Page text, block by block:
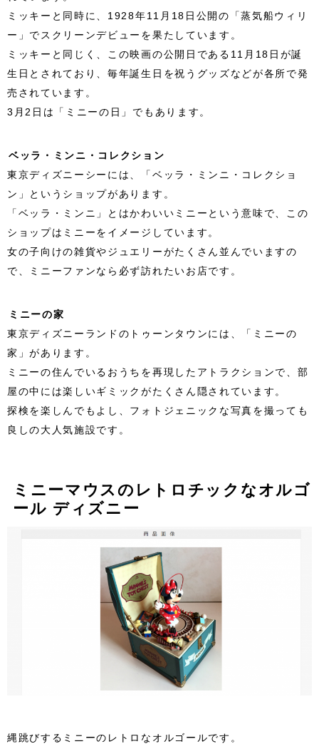
ミッキーと同時に、1928年11月18日公開の「蒸気船ウィリ
ー」でスクリーンデビューを果たしています。
ミッキーと同じく、この映画の公開日である11月18日が誕
生日とされており、毎年誕生日を祝うグッズなどが各所で発
売されています。
3月2日は「ミニーの日」でもあります。
ベッラ・ミンニ・コレクション
東京ディズニーシーには、「ベッラ・ミンニ・コレクショ
ン」というショップがあります。
「ベッラ・ミンニ」とはかわいいミニーという意味で、この
ショップはミニーをイメージしています。
女の子向けの雑貨やジュエリーがたくさん並んでいますの
で、ミニーファンなら必ず訪れたいお店です。
ミニーの家
東京ディズニーランドのトゥーンタウンには、「ミニーの
家」があります。
ミニーの住んでいるおうちを再現したアトラクションで、部
屋の中には楽しいギミックがたくさん隠されています。
探検を楽しんでもよし、フォトジェニックな写真を撮っても
良しの大人気施設です。
ミニーマウスのレトロチックなオルゴ
ール ディズニー
縄跳びするミニーのレトロなオルゴールです。